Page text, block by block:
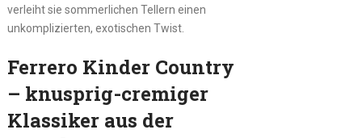
verleiht sie sommerlichen Tellern einen
unkomplizierten, exotischen Twist.
Ferrero Kinder Country
– knusprig-cremiger
Klassiker aus der